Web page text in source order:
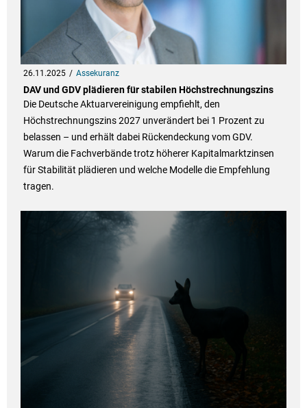
26.11.2025 Assekuranz
DAV und GDV plädieren für stabilen Höchstrechnungszins
Die Deutsche Aktuarvereinigung empfiehlt, den
Höchstrechnungszins 2027 unverändert bei 1 Prozent zu
belassen – und erhält dabei Rückendeckung vom GDV.
Warum die Fachverbände trotz höherer Kapitalmarktzinsen
für Stabilität plädieren und welche Modelle die Empfehlung
tragen.